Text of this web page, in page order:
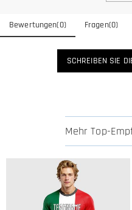
Bewertungen(0) Fragen(0)
SCHREIBEN SIE
Mehr Top-